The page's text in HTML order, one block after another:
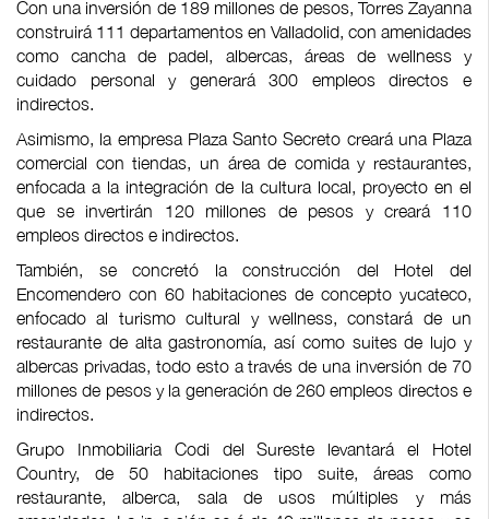
Con una inversión de 189 millones de pesos, Torres Zayanna
construirá 111 departamentos en Valladolid, con amenidades
como cancha de padel, albercas, áreas de wellness y
cuidado personal y generará 300 empleos directos e
indirectos.
Asimismo, la empresa Plaza Santo Secreto creará una Plaza
comercial con tiendas, un área de comida y restaurantes,
enfocada a la integración de la cultura local, proyecto en el
que se invertirán 120 millones de pesos y creará 110
empleos directos e indirectos.
También, se concretó la construcción del Hotel del
Encomendero con 60 habitaciones de concepto yucateco,
enfocado al turismo cultural y wellness, constará de un
restaurante de alta gastronomía, así como suites de lujo y
albercas privadas, todo esto a través de una inversión de 70
millones de pesos y la generación de 260 empleos directos e
indirectos.
Grupo Inmobiliaria Codi del Sureste levantará el Hotel
Country, de 50 habitaciones tipo suite, áreas como
restaurante, alberca, sala de usos múltiples y más